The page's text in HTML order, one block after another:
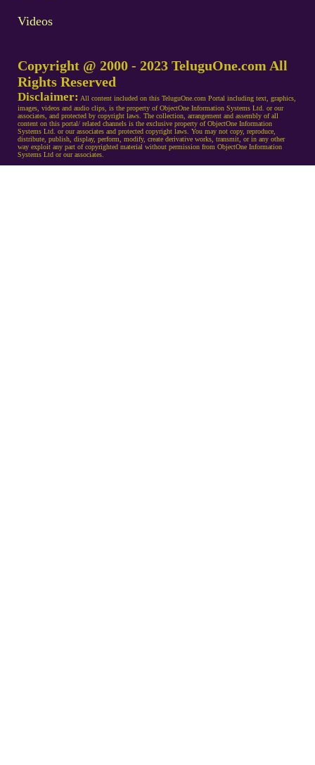
Videos
Copyright @ 2000 - 2023 TeluguOne.com All
Rights Reserved
Disclaimer: All content included on this TeluguOne.com Portal including text, graphics,
images, videos and audio clips, is the property of ObjectOne Information Systems Ltd. or our
associates, and protected by copyright laws. The collection, arrangement and assembly of all
content on this portal/ related channels is the exclusive property of ObjectOne Information
Systems Ltd. or our associates and protected copyright laws. You may not copy, reproduce,
distribute, publish, display, perform, modify, create derivative works, transmit, or in any other
way exploit any part of copyrighted material without permission from ObjectOne Information
Systems Ltd or our associates.